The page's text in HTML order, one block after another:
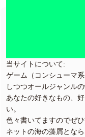
当サイトについて:
ゲーム（コンシューマ
しつつオールジャンル
あなたの好きなもの、
い。
色々書いてますのでぜ
ネットの海の藻屑とな